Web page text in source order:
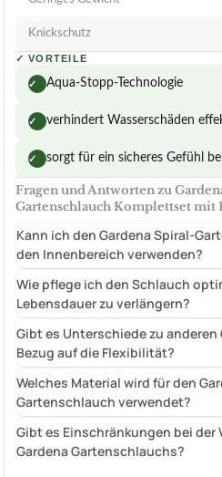
Knickschutz
✓ VORTEILE
✓ Aqua-Stopp-Technologie
✓ verhindert Wasserschäden
✓ sorgt für ein sicheres Gefühl
Fragen und Antworten zu
Gartenschlauch Komplettset mit
Kann ich den Gardena Spiral-
den Innenbereich verwenden?
Wie pflege ich den Schlauch
Lebensdauer zu verlängern?
Gibt es Unterschiede zu
Bezug auf die Flexibilität?
Welches Material wird für den
Gartenschlauch verwendet?
Gibt es Einschränkungen bei der
Gardena Gartenschlauchs?